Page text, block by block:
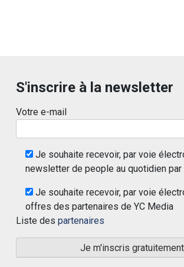
S'inscrire à la newsletter
Votre e-mail
Je souhaite recevoir, par voie
newsletter de people au quotidien par
Je souhaite recevoir, par voie
offres des partenaires de YC Media
Liste des partenaires